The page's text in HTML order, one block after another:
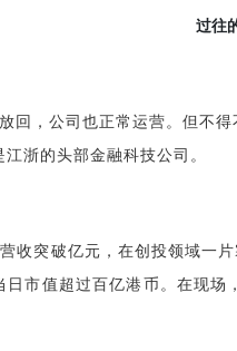
过往
回，公司也正常运营。但不
浙的头部金融科技公司。
收突破亿元，在创投领域一
日市值超过百亿港币。在现